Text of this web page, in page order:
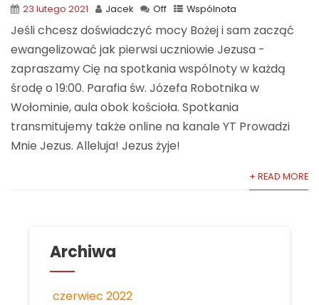
23 lutego 2021 Jacek Off Wspólnota
Jeśli chcesz doświadczyć mocy Bożej i sam zacząć
ewangelizować jak pierwsi uczniowie Jezusa -
zapraszamy Cię na spotkania wspólnoty w każdą
środę o 19:00. Parafia św. Józefa Robotnika w
Wołominie, aula obok kościoła. Spotkania
transmitujemy także online na kanale YT Prowadzi
Mnie Jezus. Alleluja! Jezus żyje!
+ READ MORE
Archiwa
czerwiec 2022